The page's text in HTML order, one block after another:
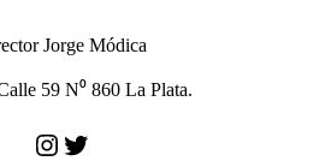
Jorge Módica
59 N⁰ 860 La Plata.
Instagram
Twitter